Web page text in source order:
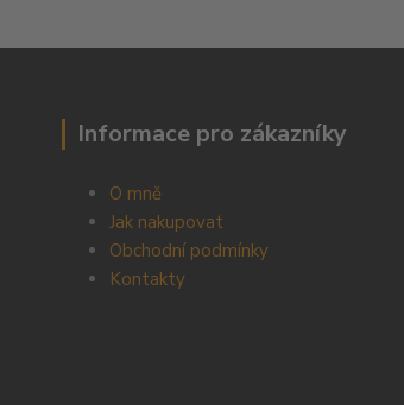
Informace pro zákazníky
O mně
Jak nakupovat
Obchodní podmínky
Kontakty